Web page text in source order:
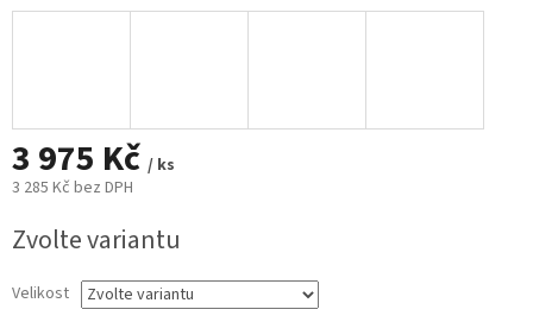
3 975 Kč / ks
3 285 Kč bez DPH
cena:
Zvolte variantu
Velikost